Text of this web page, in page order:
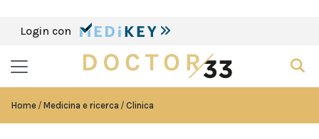
Login con
Home Medicina e ricerca Clinica